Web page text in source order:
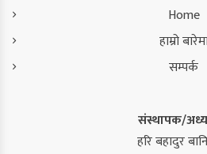
Home
हाम्रो
सम्पर्क
संस्थापक/
हरि बहादुर